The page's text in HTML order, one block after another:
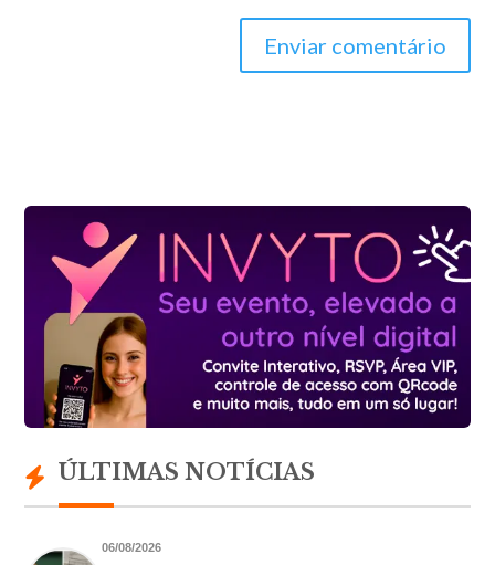
Enviar comentário
ÚLTIMAS NOTÍCIAS
06/08/2026